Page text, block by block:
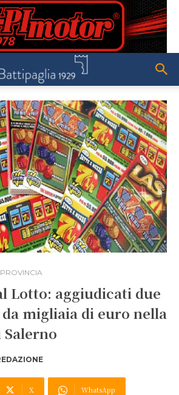
Lotto: aggiudicati due
migliaia di euro nella
X WhatsApp